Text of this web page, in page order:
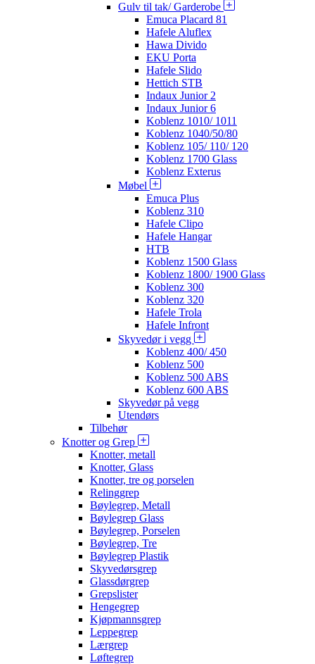
Gulv til tak/ Garderobe
Emuca Placard 81
Hafele Aluflex
Hawa Divido
EKU Porta
Hafele Slido
Hettich STB
Indaux Junior 2
Indaux Junior 6
Koblenz 1010/ 1011
Koblenz 1040/50/80
Koblenz 105/ 110/ 120
Koblenz 1700 Glass
Koblenz Exterus
Møbel
Emuca Plus
Koblenz 310
Hafele Clipo
Hafele Hangar
HTB
Koblenz 1500 Glass
Koblenz 1800/ 1900 Glass
Koblenz 300
Koblenz 320
Hafele Trola
Hafele Infront
Skyvedør i vegg
Koblenz 400/ 450
Koblenz 500
Koblenz 500 ABS
Koblenz 600 ABS
Skyvedør på vegg
Utendørs
Tilbehør
Knotter og Grep
Knotter, metall
Knotter, Glass
Knotter, tre og porselen
Relinggrep
Bøylegrep, Metall
Bøylegrep Glass
Bøylegrep, Porselen
Bøylegrep, Tre
Bøylegrep Plastik
Skyvedørsgrep
Glassdørgrep
Grepslister
Hengegrep
Kjøpmannsgrep
Leppegrep
Lærgrep
Løftegrep